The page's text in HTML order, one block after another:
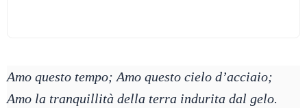
Amo questo tempo; Amo questo cielo d’acciaio;
Amo la tranquillità della terra indurita dal gelo.